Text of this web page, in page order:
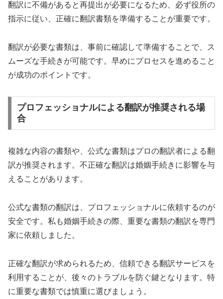
翻訳に不備があると再提出が必要になるため、必ず役所の
指示に従い、正確に翻訳書類を準備することが重要です。
翻訳が必要な書類は、事前に確認して準備することで、ス
ムーズな手続きが可能です。早めにプロセスを進めること
が成功のポイントです。
プロフェッショナルによる翻訳が推奨される場
合
複雑な内容の書類や、公式な書類はプロの翻訳者による翻
訳が推奨されます。不正確な翻訳は婚姻手続きに影響を与
えることがあります。
公式な書類の翻訳は、プロフェッショナルに依頼するのが
安全です。私も婚姻手続きの際、重要な書類の翻訳を専門
家に依頼しました。
正確な翻訳が求められるため、信頼できる翻訳サービスを
利用することが、後々のトラブルを防ぐ鍵となります。特
に重要な書類では慎重に選びましょう。